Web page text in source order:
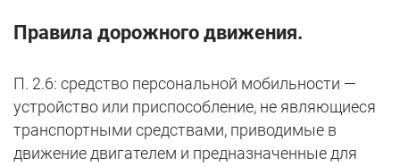
Правила дорожного движения.
П. 2.6: средство персональной мобильности —
устройство или приспособление, не являющиеся
транспортными средствами, приводимые в
движение двигателем и предназначенные для